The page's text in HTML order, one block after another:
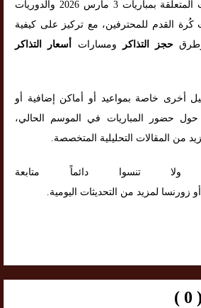
كانت هذه أهم المعلومات المتعلقة بمباريات 3 مارس 2026 والدوريات
كُرة القدم للمحترفين، مع تركيز على كيفية
حجز التذاكر ومسارات
أسعار التذاكر
أخرى خاصة بمواعيد أو أماكن إضافية أو
حضور المباريات في الموسم الحالي،
من المقالات التحليلية المتخصصة.
ولا تنسوا دائماً متابعة
زورنسا لمزيد من التحديثات اليومية.